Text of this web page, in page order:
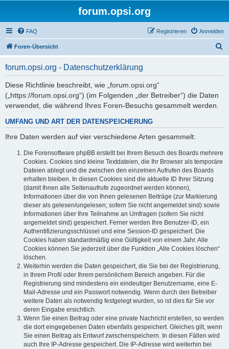
forum.opsi.org
FAQ Anmelden
Registrieren
Foren-Übersicht
forum.opsi.org - Datenschutzerklärung
Diese Richtlinie beschreibt, wie „forum.opsi.org“
(„https://forum.opsi.org“) (im Folgenden „der Betreiber“) die Daten
verwendet, die während Ihres Foren-Besuchs gesammelt werden.
UMFANG UND ART DER DATENSPEICHERUNG
Ihre Daten werden auf vier verschiedene Arten gesammelt:
Die Forensoftware phpBB erstellt bei Ihrem Besuch des Boards mehrere
Cookies. Cookies sind kleine Textdateien, die Ihr Browser als temporäre
Dateien ablegt und die zwischen den einzelnen Aufrufen des Boards
erhalten bleiben. In diesen Cookies sind die aktuelle ID Ihrer Sitzung
(damit Ihnen alle Seitenaufrufe zugeordnet werden können),
Informationen über die von Ihnen gelesenen Beiträge (zur Markierung
dieser als gelesen/ungelesen; sofern Sie nicht angemeldet sind) sowie
Informationen über Ihre Teilnahme an Umfragen (sofern Sie nicht
angemeldet sind) gespeichert. Ferner werden Ihre Benutzer-ID, ein
Authentifizierungsschlüssel und eine Session-ID gespeichert. Die
Cookies haben standardmäßig eine Gültigkeit von einem Jahr. Alle
Cookies können Sie jederzeit über die Funktion „Alle Cookies löschen“
löschen.
Weiterhin werden die Daten gespeichert, die Sie bei der Registrierung,
in Ihrem Profil oder Ihrem persönlichem Bereich angeben. Für die
Registrierung sind mindestens ein eindeutiger Benutzername, eine E-
Mail-Adresse und ein Passwort notwendig. Wenn durch den Betreiber
weitere Daten als notwendig festgelegt wurden, so ist dies für Sie vor
deren Eingabe ersichtlich.
Wenn Sie einen Beitrag oder eine private Nachricht erstellen, so werden
die dort eingegebenen Daten ebenfalls gespeichert. Gleiches gilt, wenn
Sie einen Beitrag als Entwurf zwischenspeichern. In diesen Fällen wird
auch Ihre IP-Adresse gespeichert. Die IP-Adresse wird weiterhin bei